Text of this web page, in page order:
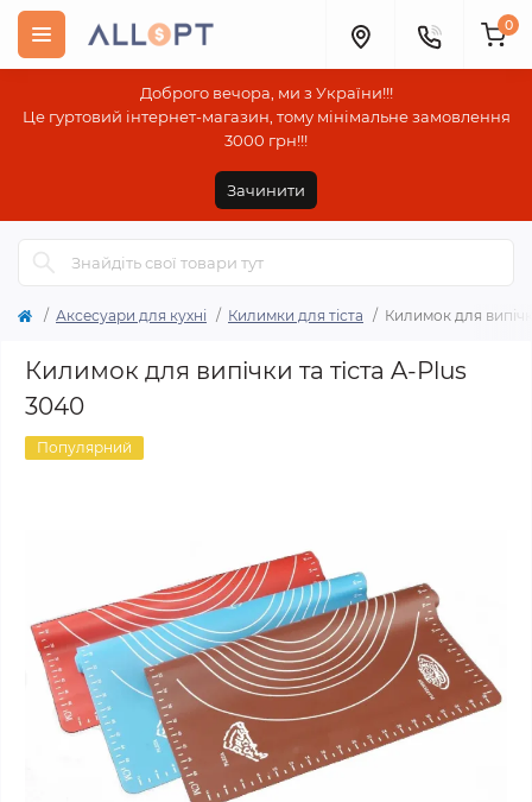
Доброго вечора, ми з України!!!
Це гуртовий інтернет-магазин, тому мінімальне замовлення
3000 грн!!!
Зачинити
0
Аксесуари для кухні Килимки для тіста Килимок для
Килимок для випічки та тіста A-Plus
3040
Популярний